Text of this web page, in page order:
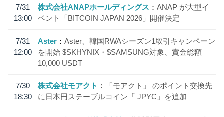
7/31
13:00
株式会社ANAPホールディングス
ANAP が大型イ
ベント「BITCOIN JAPAN 2026」開催決定
7/31
12:00
Aster
Aster、韓国RWAシーズン1取引キャンペーン
を開始 $SKHYNIX・$SAMSUNG対象、賞金総額
10,000 USDT
7/30
18:30
株式会社モアクト
「モアクト」 のポイント交換先
に日本円ステーブルコイン「 JPYC」を追加